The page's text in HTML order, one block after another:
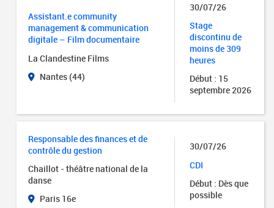
Assistant.e community
management & communication
digitale – Film documentaire
La Clandestine Films
Nantes (44)
30/07/26
Stage
discontinu de
moins de 309
heures
Début : 15
septembre 2026
Responsable des finances et de
contrôle du gestion
Chaillot - théâtre national de la
danse
Paris 16e
30/07/26
CDI
Début : Dès que
possible